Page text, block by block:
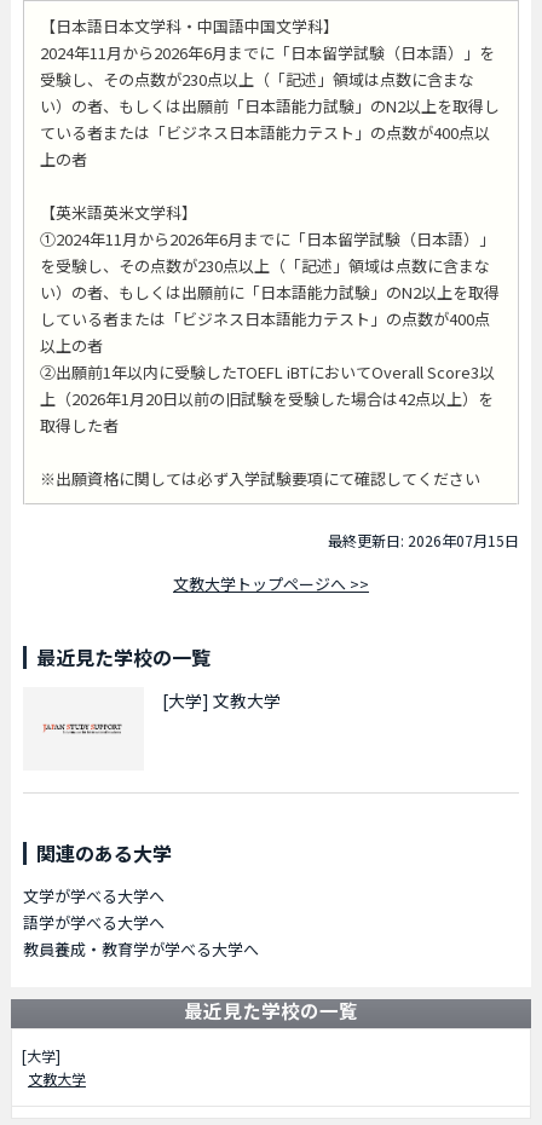
【日本語日本文学科・中国語中国文学科】
2024年11月から2026年6月までに「日本留学試験（日本語）」を
受験し、その点数が230点以上（「記述」領域は点数に含まな
い）の者、もしくは出願前「日本語能力試験」のN2以上を取得し
ている者または「ビジネス日本語能力テスト」の点数が400点以
上の者
【英米語英米文学科】
①2024年11月から2026年6月までに「日本留学試験（日本語）」
を受験し、その点数が230点以上（「記述」領域は点数に含まな
い）の者、もしくは出願前に「日本語能力試験」のN2以上を取得
している者または「ビジネス日本語能力テスト」の点数が400点
以上の者
②出願前1年以内に受験したTOEFL iBTにおいてOverall Score3以
上（2026年1月20日以前の旧試験を受験した場合は42点以上）を
取得した者
※出願資格に関しては必ず入学試験要項にて確認してください
最終更新日: 2026年07月15日
文教大学トップページへ >>
最近見た学校の一覧
[大学] 文教大学
関連のある大学
文学が学べる大学へ
語学が学べる大学へ
教員養成・教育学が学べる大学へ
最近見た学校の一覧
[大学]
文教大学